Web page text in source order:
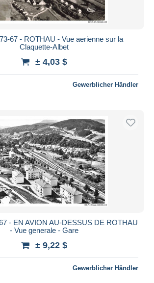
67 - ROTHAU - Vue aerienne sur la
Claquette-Albet
± 4,03 $
Gewerblicher Händler
- EN AVION AU-DESSUS DE ROTHAU
- Vue generale - Gare
± 9,22 $
Gewerblicher Händler